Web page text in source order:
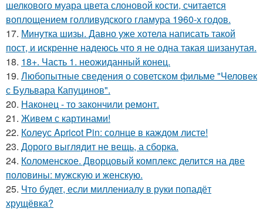
шелкового муара цвета слоновой кости, считается
воплощением голливудского гламура 1960-х годов.
17. Минутка шизы. Давно уже хотела написать такой
пост, и искренне надеюсь что я не одна такая шизанутая.
18. 18+. Часть 1. неожиданный конец.
19. Любопытные сведения о советском фильме "Человек
с Бульвара Капуцинов".
20. Наконец - то закончили ремонт.
21. Живем с картинами!
22. Колеус Apricot Pin: солнце в каждом листе!
23. Дорого выглядит не вещь, а сборка.
24. Коломенское. Дворцовый комплекс делится на две
половины: мужскую и женскую.
25. Что будет, если миллениалу в руки попадёт
хрущёвка?